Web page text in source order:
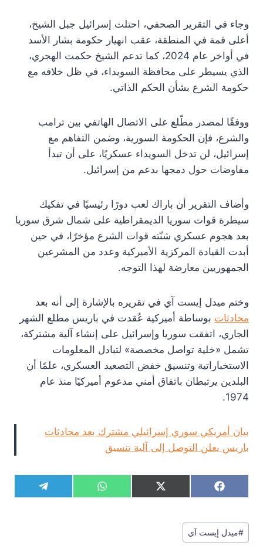
وجاء في التقرير الصحفي، احتلت إسرائيل جبل الشيخ،
أعلى قمة في المنطقة، عقب انهيار حكومة بشار الأسد
في أواخر عام 2024، كما تدعم الشيخ حكمت الهجري،
الذي يسيطر على محافظة السويداء، في ظل خلافه مع
حكومة الشرع بشأن الحكم الذاتي.
ووفقًا لمصدر مطّلع على الاتصال الهاتفي بين ترامب
والشرع، فإن الحكومة السورية، وضمن التفاهم مع
إسرائيل، لن تدخل السويداء عسكريًا، على أن تبدأ
مفاوضات حول دمجها بدعم من إسرائيل.
وأضاف التقرير أن باراك لعب دورًا رئيسيًا في تفكيك
سيطرة قوات سوريا الديمقراطية على شمال شرق سوريا
بعد هجوم عسكري شنّته قوات الشرع مؤخرًا، في حين
أبدت القيادة المركزية الأميركية وعدد من المشرعين
الجمهوريين معارضة لهذا التوجه.
وختم ميدل إيست آي في تقريره بالإشارة إلى أنه بعد
محادثات بوساطة أميركية عُقدت في باريس مطلع الشهر
الجاري، اتفقت سوريا وإسرائيل على إنشاء آلية مشتركة،
تشمل «خلية تواصل مخصصة» لتبادل المعلومات
الاستخباراتية وتنسيق خفض التصعيد العسكري، علمًا أن
البلدين يرتبطان باتفاق أمني مدعوم أميركيًا منذ عام
1974.
بيان أمريكي سوري إسرائيلي مشترك بعد محادثات
باريس يعلن التوصل إلى آلية تنسيق
S
h
r
e
o
F
a
e
b
S
h
X
(
S
h
W
h
S
h
T
e
وسوم
المقال:
#ميدل إيست آي